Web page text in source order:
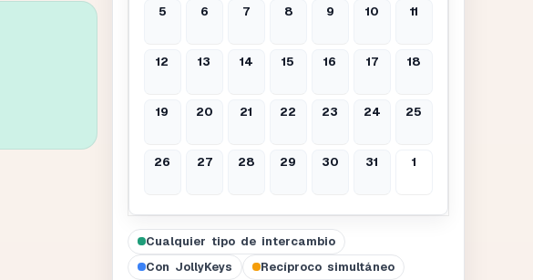
5 6 7 8 9 10 11
12 13 14 15 16 17 18
19 20 21 22 23 24 25
26 27 28 29 30 31 1
Cualquier tipo de intercambio
Con JollyKeys
Recíproco simultáneo